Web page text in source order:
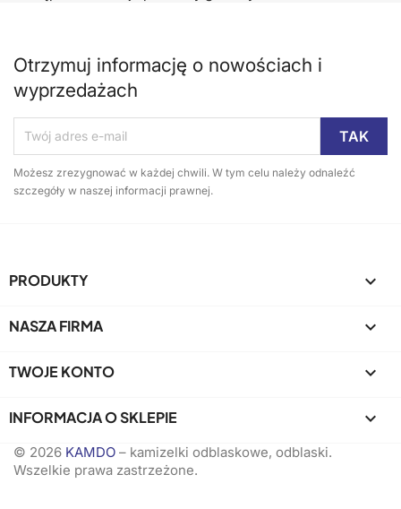
Otrzymuj informację o nowościach i
wyprzedażach
Możesz zrezygnować w każdej chwili. W tym celu należy odnaleźć
szczegóły w naszej informacji prawnej.
PRODUKTY 
NASZA FIRMA 
TWOJE KONTO 
INFORMACJA O SKLEPIE keyboard_arrow_down
© 2026 KAMDO – kamizelki odblaskowe, odblaski.
Wszelkie prawa zastrzeżone.